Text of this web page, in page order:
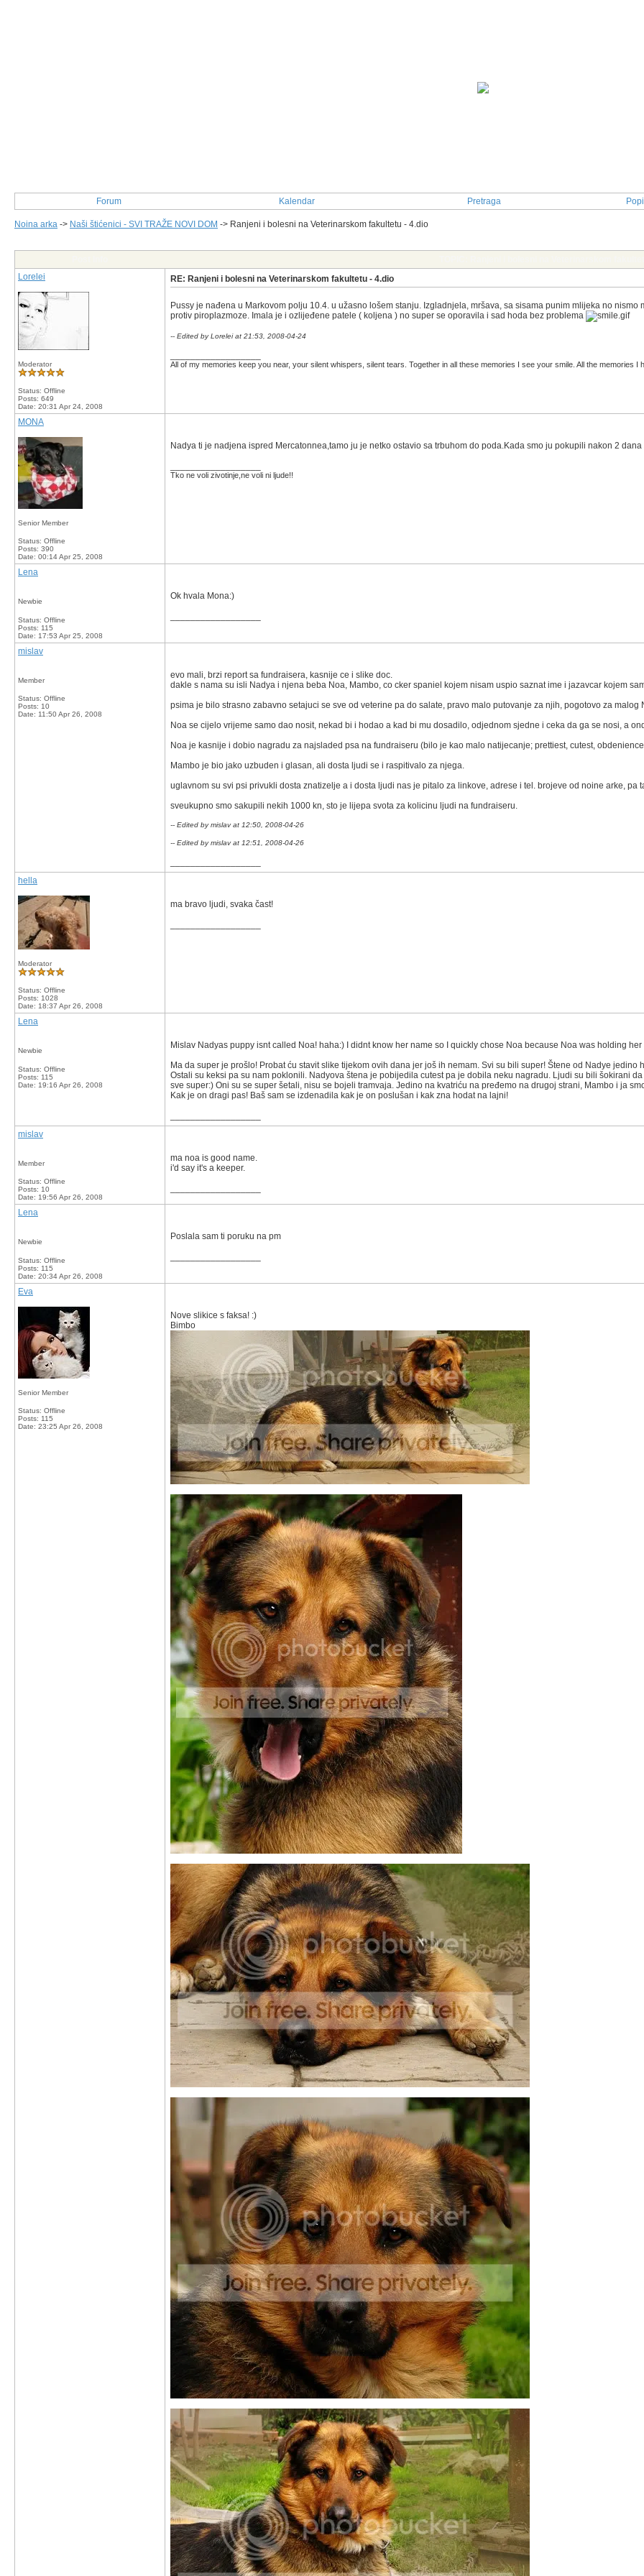
Forum Kalendar Pretraga
Noina arka -> Naši štićenici - SVI TRAŽE NOVI DOM -> Ranjeni i bolesni na Veterinarskom fakultetu - 4.dio
Lorelei
Moderator
Status: Offline
Posts: 649
Date: 20:31 Apr 24, 2008
RE: Ranjeni i bolesni na Veterinarskom fakultetu - 4.dio
Pussy je nađena u Markovom polju 10.4. u užasno lošem stanju. Izgladnjela, mršava, sa sisama punim mlijeka no
protiv piroplazmoze. Imala je i ozlijeđene patele ( koljena ) no super se oporavila i sad hoda bez problema
-- Edited by Lorelei at 21:53, 2008-04-24
All of my memories keep you near, your silent whispers, silent tears. Together in all these memories I see your smile. All the memories I
MONA
Senior Member
Status: Offline
Posts: 390
Date: 00:14 Apr 25, 2008
Nadya ti je nadjena ispred Mercatonnea,tamo ju je netko ostavio sa trbuhom do poda.Kada smo ju pokupili nakon 2
Tko ne voli zivotinje,ne voli ni ljude!!
Lena
Newbie
Status: Offline
Posts: 115
Date: 17:53 Apr 25, 2008
Ok hvala Mona:)
mislav
Member
Status: Offline
Posts: 10
Date: 11:50 Apr 26, 2008
evo mali, brzi report sa fundraisera, kasnije ce i slike doc.
dakle s nama su isli Nadya i njena beba Noa, Mambo, co cker spaniel kojem nisam uspio saznat ime i jazavcar kojem
psima je bilo strasno zabavno setajuci se sve od veterine pa do salate, pravo malo putovanje za njih, pogotovo za malog
Noa se cijelo vrijeme samo dao nosit, nekad bi i hodao a kad bi mu dosadilo, odjednom sjedne i ceka da ga se nosi, a
Noa je kasnije i dobio nagradu za najsladed psa na fundraiseru (bilo je kao malo natijecanje; prettiest, cutest,
Mambo je bio jako uzbuden i glasan, ali dosta ljudi se i raspitivalo za njega.
uglavnom su svi psi privukli dosta znatizelje a i dosta ljudi nas je pitalo za linkove, adrese i tel. brojeve od noine arke,
sveukupno smo sakupili nekih 1000 kn, sto je lijepa svota za kolicinu ljudi na fundraiseru.
-- Edited by mislav at 12:50, 2008-04-26
-- Edited by mislav at 12:51, 2008-04-26
hella
Moderator
Status: Offline
Posts: 1028
Date: 18:37 Apr 26, 2008
ma bravo ljudi, svaka čast!
Lena
Newbie
Status: Offline
Posts: 115
Date: 19:16 Apr 26, 2008
Mislav Nadyas puppy isnt called Noa! haha:) I didnt know her name so I quickly chose Noa because Noa was holding
Ma da super je prošlo! Probat ću stavit slike tijekom ovih dana jer još ih nemam. Svi su bili super! Štene od Nadye
Ostali su keksi pa su nam poklonili. Nadyova štena je pobijedila cutest pa je dobila neku nagradu. Ljudi su bili šokirani
sve super:) Oni su se super šetali, nisu se bojeli tramvaja. Jedino na kvatriću na pređemo na drugoj strani, Mambo i ja
Kak je on dragi pas! Baš sam se izdenadila kak je on poslušan i kak zna hodat na lajni!
mislav
Member
Status: Offline
Posts: 10
Date: 19:56 Apr 26, 2008
ma noa is good name.
i'd say it's a keeper.
Lena
Newbie
Status: Offline
Posts: 115
Date: 20:34 Apr 26, 2008
Poslala sam ti poruku na pm
Eva
Senior Member
Status: Offline
Posts: 115
Date: 23:25 Apr 26, 2008
Nove slikice s faksa! :)
Bimbo